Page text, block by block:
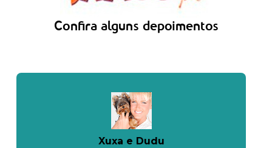
Confira alguns depoimentos
Xuxa e Dudu